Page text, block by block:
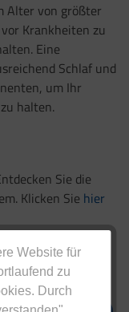
Website für
zu
Durch
Alter von größter
Krankheiten zu
Eine
Schlaf und
um Ihr
halten.
Sie die
Klicken Sie hier